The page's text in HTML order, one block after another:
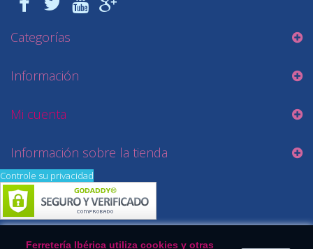
Categorías
Información
Mi cuenta
Información sobre la tienda
Ferretería Ibérica utiliza cookies y otras
Controle su privacidad